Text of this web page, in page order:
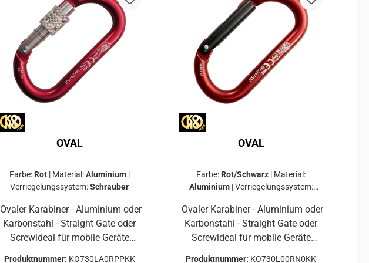
N1055411/18730LA0xxxKKAlumi
niumSchraub22kN7kN7kN105541
1/16 462LD011PKK
KohlenstoffstahlSchraub24kN//10
6,55411/16
OVAL
Farbe: Rot | Material:Aluminium |
Verriegelungssystem:Schrauber
Ovaler Karabiner - Aluminium oder
Karbonstahl - Straight Gate oder
Screwideal für mobile Geräte
Produktnummer: KO730LA0RPPKK
OVAL
Farbe: Rot/Schwarz | Material:
Aluminium |Verriegelungssystem:
Ovaler Karabiner - Aluminium oder
Karbonstahl - Straight Gate oder
Screwideal für mobile Geräte
Produktnummer: KO730L00RN0KK